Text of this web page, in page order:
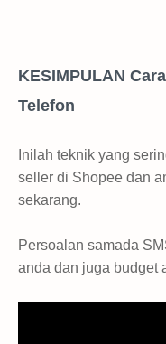
KESIMPULAN
Telefon
Inilah teknik yang
seller di Shopee dan
sekarang.
Persoalan samada
anda dan juga budget